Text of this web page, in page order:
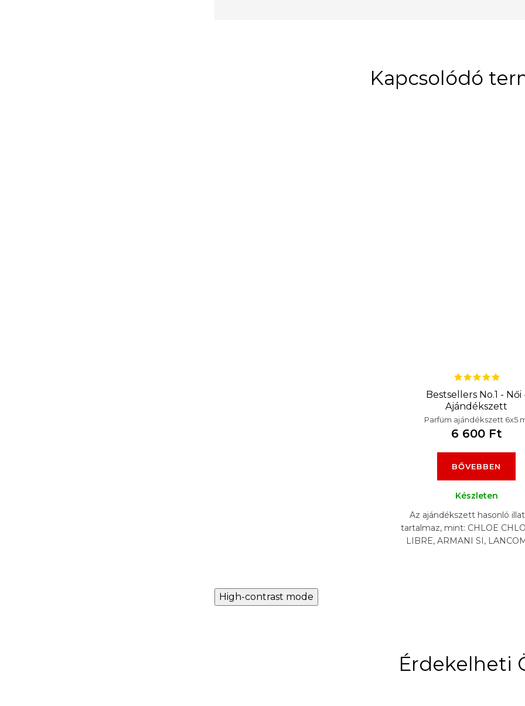
Kapcsolódó
Bestsellers No.1 - Női
Ajándékszett
Parfüm ajándékszett 6x5
6 600 Ft
BŐVEBBEN
Készleten
Az ajándékszett hasonló
tartalmaz, mint: CHLOE
LIBRE, ARMANI SI,
High-contrast mode
Érdekelheti